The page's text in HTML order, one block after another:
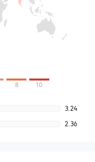
8 10
3.24
2.36